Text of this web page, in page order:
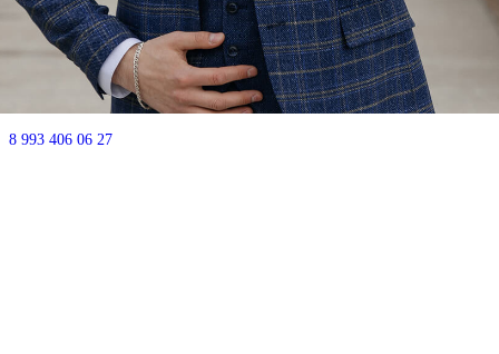
Акции
⭐Отзывы
Контакты
50-летия октября д.18
8 993 406 06 27